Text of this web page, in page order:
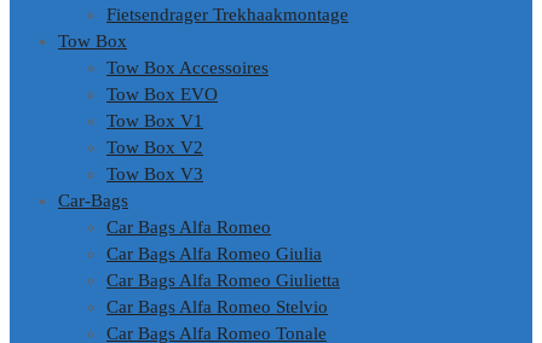
Fietsendrager Trekhaakmontage
Tow Box
Tow Box Accessoires
Tow Box EVO
Tow Box V1
Tow Box V2
Tow Box V3
Car-Bags
Car Bags Alfa Romeo
Car Bags Alfa Romeo Giulia
Car Bags Alfa Romeo Giulietta
Car Bags Alfa Romeo Stelvio
Car Bags Alfa Romeo Tonale